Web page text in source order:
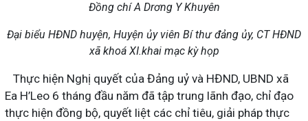
Đồng chí A Drơng Y Khuyên
Đại biểu HĐND huyện, Huyện ủy viên Bí thư đảng ủy, CT HĐND
xã khoá XI.khai mạc kỳ họp
Thực hiện Nghị quyết của Đảng uỷ và HĐND, UBND xã
Ea H’Leo 6 tháng đầu năm đã tập trung lãnh đạo, chỉ đạo
thực hiện đồng bộ, quyết liệt các chỉ tiêu, giải pháp thực